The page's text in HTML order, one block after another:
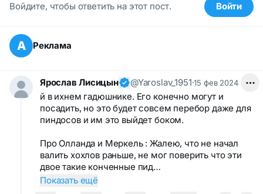
Войдите, чтобы ответить на этот пост. Войти
А Реклама
Ярослав Лисицын @Yaroslav_1951·15 фев 2024
й в ихнем гадюшнике. Его конечно могут и
посадить, но это будет совсем перебор даже для
пиндосов и им это выйдет боком.
Про Олланда и Меркель : Жалею, что не начал
валить хохлов раньше, не мог поверить что эти
двое такие конченные пид…
Показать ещё